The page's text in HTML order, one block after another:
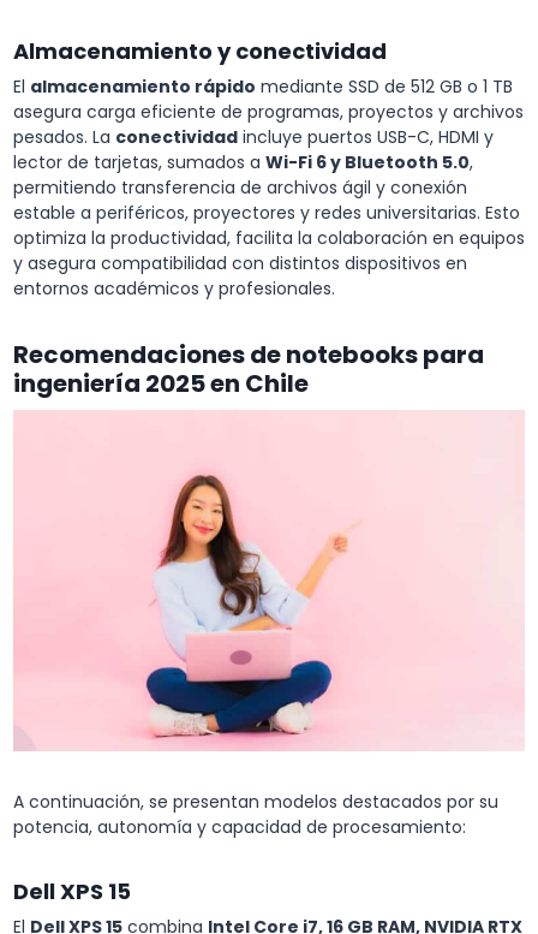
Almacenamiento y conectividad
El almacenamiento rápido mediante SSD de 512 GB o 1 TB
asegura carga eficiente de programas, proyectos y archivos
pesados. La conectividad incluye puertos USB-C, HDMI y
lector de tarjetas, sumados a Wi-Fi 6 y Bluetooth 5.0,
permitiendo transferencia de archivos ágil y conexión
estable a periféricos, proyectores y redes universitarias. Esto
optimiza la productividad, facilita la colaboración en equipos
y asegura compatibilidad con distintos dispositivos en
entornos académicos y profesionales.
Recomendaciones de notebooks para
ingeniería 2025 en Chile
A continuación, se presentan modelos destacados por su
potencia, autonomía y capacidad de procesamiento:
Dell XPS 15
El Dell XPS 15 combina Intel Core i7, 16 GB RAM, NVIDIA RTX